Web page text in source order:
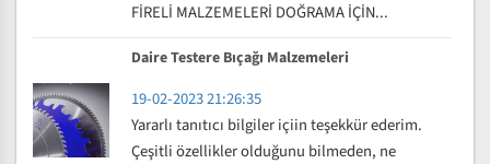
FİRELİ MALZEMELERİ DOĞRAMA İÇİN...
Daire Testere Bıçağı Malzemeleri
19-02-2023 21:26:35
Yararlı tanıtıcı bilgiler içiin teşekkür ederim.
Çeşitli özellikler olduğunu bilmeden, ne